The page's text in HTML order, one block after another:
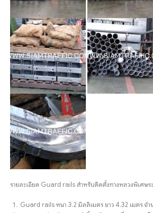
รายละเอียด Guard rails สำหรับติดตั้งทางหลวงพิเศษระ
Guard rails หนา 3.2 มิลลิเมตร ยาว 4.32 เมตร จ